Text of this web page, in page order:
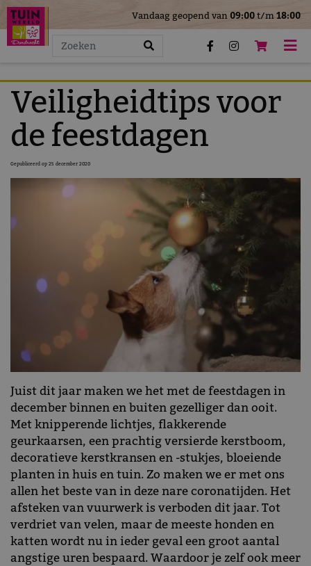
Vandaag geopend van09:00t/m18:00
Veiligheidtips voor
de feestdagen
Gepubliceerd op 25 december 2020
Juist dit jaar maken we het met de feestdagen in
december binnen en buiten gezelliger dan ooit.
Met knipperende lichtjes, flakkerende
geurkaarsen, een prachtig versierde kerstboom,
decoratieve kerstkransen en -stukjes, bloeiende
planten in huis en tuin. Zo maken we er met ons
allen het beste van in deze nare coronatijden. Het
afsteken van vuurwerk is verboden dit jaar. Tot
verdriet van velen, maar de meeste honden en
katten wordt nu in ieder geval een groot aantal
angstige uren bespaard. Waardoor je zelf ook meer